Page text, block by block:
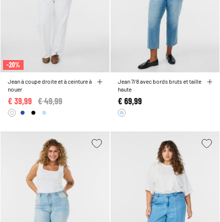
-20%
Jean à coupe droite et à ceinture à
nouer
Price reduced from
€ 49,99
€ 39,99
Jean 7/8 avec bords bruts et taille
haute
€ 69,99